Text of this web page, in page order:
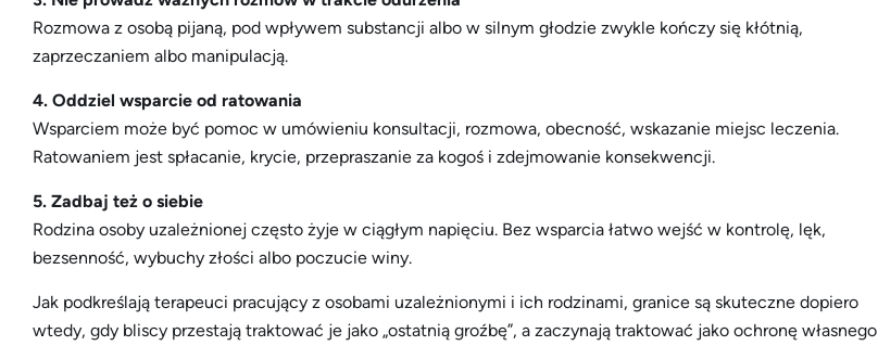
Rozmowa z osobą pijaną, pod wpływem substancji albo w silnym głodzie zwykle kończy się kłótnią,
zaprzeczaniem albo manipulacją.
4. Oddziel wsparcie od ratowania
Wsparciem może być pomoc w umówieniu konsultacji, rozmowa, obecność, wskazanie miejsc leczenia.
Ratowaniem jest spłacanie, krycie, przepraszanie za kogoś i zdejmowanie konsekwencji.
5. Zadbaj też o siebie
Rodzina osoby uzależnionej często żyje w ciągłym napięciu. Bez wsparcia łatwo wejść w kontrolę, lęk,
bezsenność, wybuchy złości albo poczucie winy.
Jak podkreślają terapeuci pracujący z osobami uzależnionymi i ich rodzinami, granice są skuteczne dopiero
wtedy, gdy bliscy przestają traktować je jako „ostatnią groźbę”, a zaczynają traktować jako ochronę własnego